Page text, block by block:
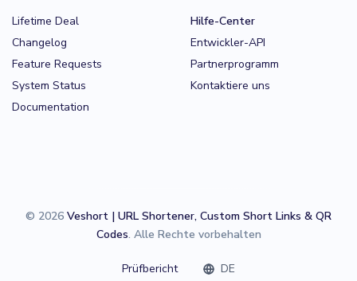
Lifetime Deal
Changelog
Feature Requests
System Status
Documentation
Hilfe-Center
Entwickler-API
Partnerprogramm
Kontaktiere uns
© 2026 Veshort | URL Shortener, Custom Short Links & QR
Codes. Alle Rechte vorbehalten
Prüfbericht DE